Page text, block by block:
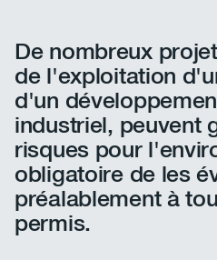
De nombreux
de l'exploitation
d'un
industriel, peuvent
risques pour
obligatoire de les
préalablement à
permis.